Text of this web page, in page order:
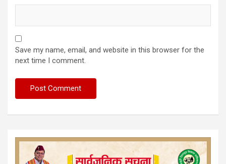
Save my name, email, and website in this browser for the
next time I comment.